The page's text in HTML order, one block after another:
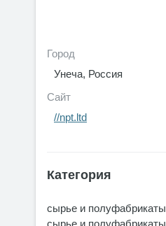
Город
Унеча, Россия
Сайт
//npt.ltd
Категория
сырье и полуфабрикаты
сырье и полуфабрикаты